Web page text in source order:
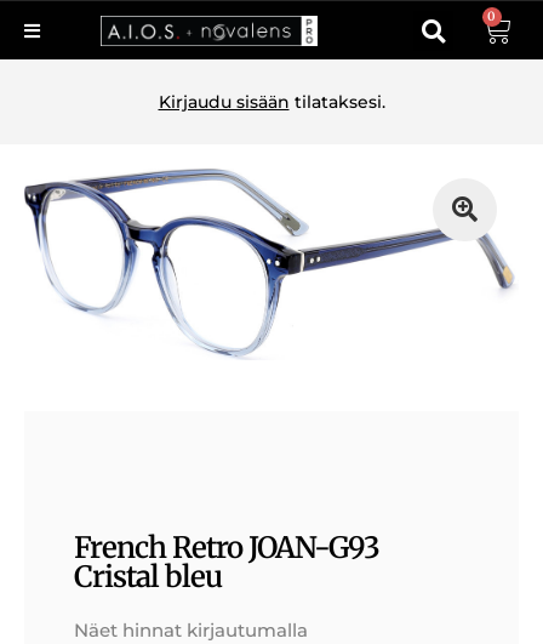
0
Kirjaudu sisään tilataksesi.
French Retro JOAN-G93
Cristal bleu
Näet hinnat kirjautumalla